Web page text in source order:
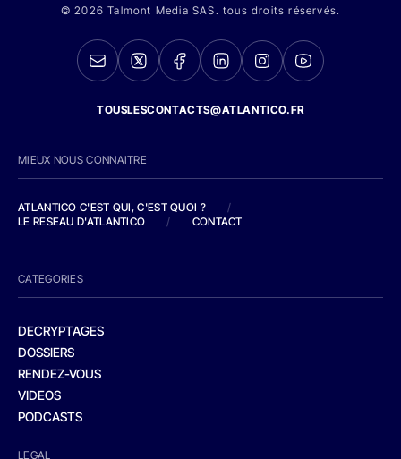
© 2026 Talmont Media SAS. tous droits réservés.
TOUSLESCONTACTS@ATLANTICO.FR
MIEUX NOUS CONNAITRE
ATLANTICO C'EST QUI, C'EST QUOI ?
/
LE RESEAU D'ATLANTICO
/ CONTACT
CATEGORIES
DECRYPTAGES
DOSSIERS
RENDEZ-VOUS
VIDEOS
PODCASTS
LEGAL